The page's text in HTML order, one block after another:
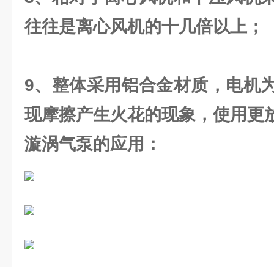
往往是离心风机的十几倍以上；
9、整体采用铝合金材质，电机
现摩擦产生火花的现象，使用更
漩涡气泵的应用：